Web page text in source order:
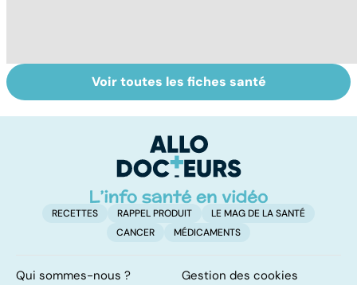
Intoxications
alimentaires :
La salmonelle,
souvent à
gastro-entérites
Voir toutes les fiches santé
RECETTES RAPPEL PRODUIT
LE MAG DE LA SANTÉ
CANCER
MÉDICAMENTS
Qui sommes-nous ?
Gestion des cookies